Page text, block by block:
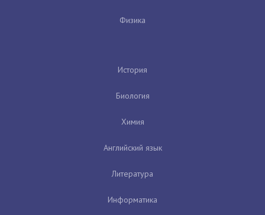
Физика
История
Биология
Химия
Английский язык
Литература
Информатика